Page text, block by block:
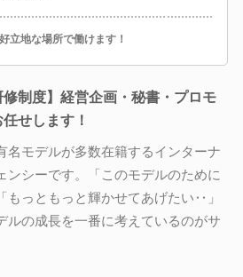
立地な場所で働けます！
修制度】経営企画・秘書・プロモ
せします！
名モデルが多数在籍するインターナ
ンシーです。「このモデルのために
っともっと輝かせてあげたい‥」
ルの成長を一番に考えているのがサ